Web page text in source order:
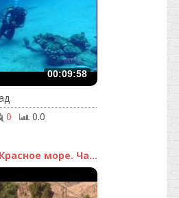
00:09:58
0 0.0
море. Ча...